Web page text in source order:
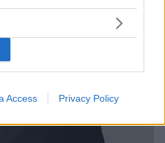
Access Privacy Policy